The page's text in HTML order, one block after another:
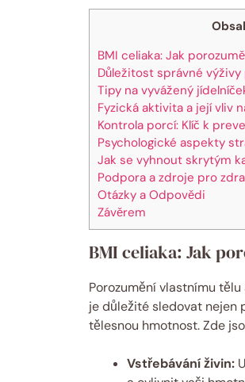
BMI celiaka: Jak
Důležitost správné
Tipy na vyvážený
Fyzická aktivita a její vliv
Kontrola porcí: Klíč k
Psychologické aspekty
Jak se vyhnout skrytým
Podpora a zdroje pro‍
Otázky a Odpovědi
Závěrem
BMI celiaka: Jak
Porozumění vlastnímu
je důležité sledovat nejen
⁢tělesnou hmotnost. Zde
Vstřebávání živin: